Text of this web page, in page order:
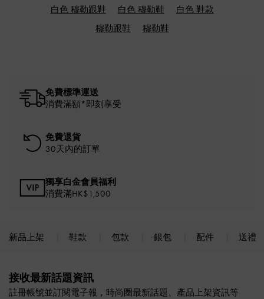
白色 穆勒跟鞋 白色 穆勒鞋
白色 鞋款
穆勒跟鞋
穆勒鞋
免費標準運送
消費滿額*即刻享受
免費退貨
30天內的訂單
獨享白金會員福利
消費滿HK$1,500
新品上架 鞋款 包款 銀包 配件 送禮
接收最新話題資訊
註冊帳號並訂閱電子報，時尚圈最新話題、產品上架資訊等